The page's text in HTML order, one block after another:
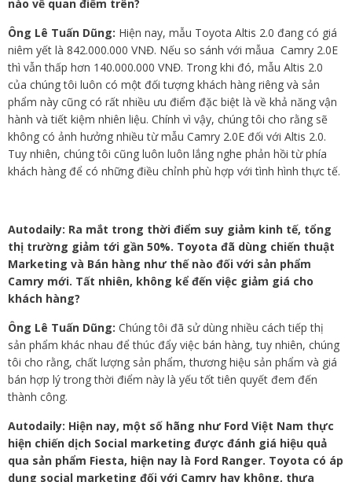
nào về quan điểm trên?
Ông Lê Tuấn Dũng: Hiện nay, mẫu Toyota Altis 2.0 đang có giá
niêm yết là 842.000.000 VNĐ. Nếu so sánh với mẫua Camry 2.0E
thì vẫn thấp hơn 140.000.000 VNĐ. Trong khi đó, mẫu Altis 2.0
của chúng tôi luôn có một đối tượng khách hàng riêng và sản
phẩm này cũng có rất nhiều ưu điểm đặc biệt là về khả năng vận
hành và tiết kiệm nhiên liệu. Chính vì vậy, chúng tôi cho rằng sẽ
không có ảnh hưởng nhiều từ mẫu Camry 2.0E đối với Altis 2.0.
Tuy nhiên, chúng tôi cũng luôn luôn lắng nghe phản hồi từ phía
khách hàng để có những điều chỉnh phù hợp với tình hình thực tế.
Autodaily: Ra mắt trong thời điểm suy giảm kinh tế, tổng
thị trường giảm tới gần 50%. Toyota đã dùng chiến thuật
Marketing và Bán hàng như thế nào đối với sản phẩm
Camry mới. Tất nhiên, không kể đến việc giảm giá cho
khách hàng?
Ông Lê Tuấn Dũng: Chúng tôi đã sử dùng nhiều cách tiếp thị
sản phẩm khác nhau để thúc đẩy việc bán hàng, tuy nhiên, chúng
tôi cho rằng, chất lượng sản phẩm, thương hiệu sản phẩm và giá
bán hợp lý trong thời điểm này là yếu tốt tiên quyết đem đến
thành công.
Autodaily: Hiện nay, một số hãng như Ford Việt Nam thực
hiện chiến dịch Social marketing được đánh giá hiệu quả
qua sản phẩm Fiesta, hiện nay là Ford Ranger. Toyota có áp
dụng social marketing đối với Camry hay không, thưa